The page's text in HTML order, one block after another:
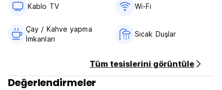
Kablo TV Wi-Fi
Çay / Kahve yapma
İmkanları
Sıcak Duşlar
Tüm tesislerini görüntüle
Değerlendirmeler